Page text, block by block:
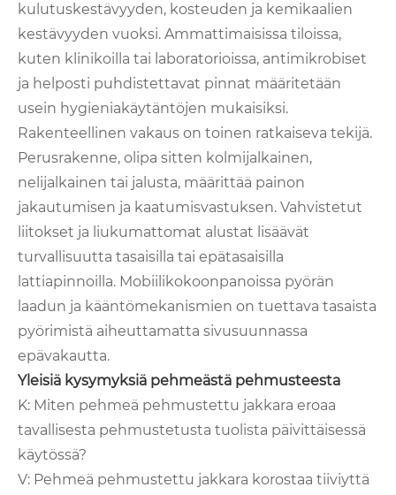
kulutuskestävyyden, kosteuden ja kemikaalien
kestävyyden vuoksi. Ammattimaisissa tiloissa,
kuten klinikoilla tai laboratorioissa, antimikrobiset
ja helposti puhdistettavat pinnat määritetään
usein hygieniakäytäntöjen mukaisiksi.
Rakenteellinen vakaus on toinen ratkaiseva tekijä.
Perusrakenne, olipa sitten kolmijalkainen,
nelijalkainen tai jalusta, määrittää painon
jakautumisen ja kaatumisvastuksen. Vahvistetut
liitokset ja liukumattomat alustat lisäävät
turvallisuutta tasaisilla tai epätasaisilla
lattiapinnoilla. Mobiilikokoonpanoissa pyörän
laadun ja kääntömekanismien on tuettava tasaista
pyörimistä aiheuttamatta sivusuunnassa
epävakautta.
Yleisiä kysymyksiä pehmeästä pehmusteesta
K: Miten pehmeä pehmustettu jakkara eroaa
tavallisesta pehmustetusta tuolista päivittäisessä
käytössä?
V: Pehmeä pehmustettu jakkara korostaa tiiviyttä